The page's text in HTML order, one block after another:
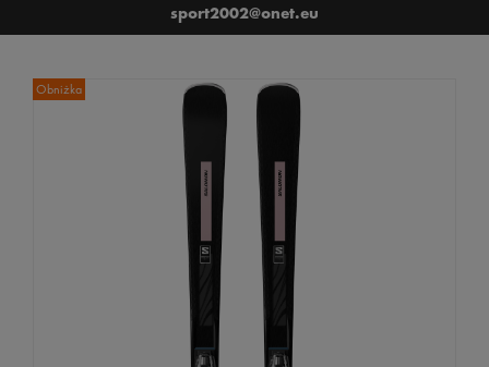
sport2002@onet.eu
Obniżka